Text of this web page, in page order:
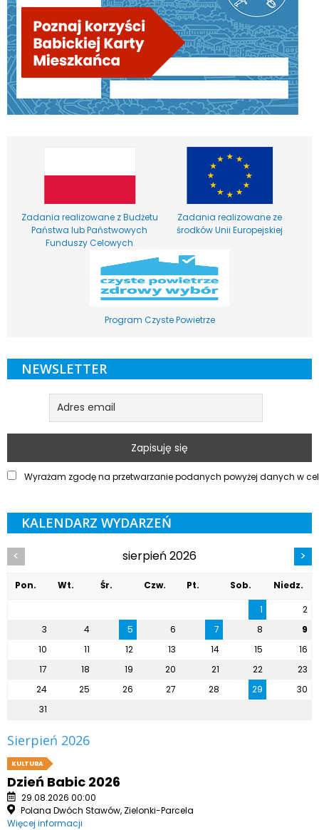
Zadania realizowane z Budżetu
Państwa lub Państwowych
Funduszy Celowych
Zadania realizowane ze
środków Unii Europejskiej
Program Czyste Powietrze
NEWSLETTER
Wyrażam zgodę na przetwarzanie podanych powyżej danych w
KALENDARZ WYDARZEŃ
< sierpień 2026 >
Pon. Wt. Śr. Czw. Pt. Sob.
Niedz.
1
2
3
4 5 6 7 8
9
10
11 12 13 14 15
16
17
18 19 20 21 22
23
24
25 26 27 28 29
30
31
Sierpień 2026
KULTURA
Dzień Babic 2026
29.08.2026 00:00
Polana Dwóch Stawów, Zielonki-Parcela
Więcej informacji